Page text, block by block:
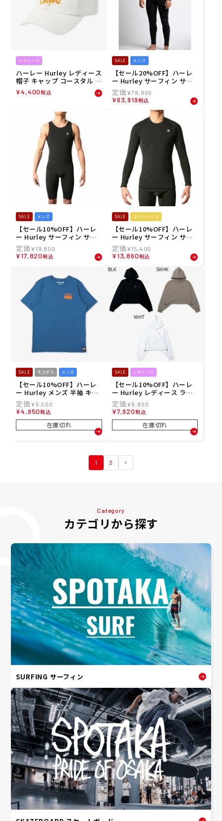
レディース
ハーレー Hurley レディース
帽子 キャップ コースタル カ
ウガール ハット HIHW0134
26SU
¥4,400税込
SALE メンズ
【セール20%OFF】ハーレ
ー Hurley サーフィン サー
フ ウエットスーツ ADVTG
MAX 5/4/3.5MM セミドライ
フルスーツ 正規代理店商品
JCV2506 メンズ 男性
¥79,900
¥63,919税込
SALE メンズ
【セール10%OFF】ハーレ
ー Hurley サーフィン サー
フ ウェア インナーシャツ ア
ンダーシャツ M HYPERWAR
M S-JOHN ショートジョン
1-03 メンズ 23HO 秋冬
¥19,800
¥17,820税込
SALE ユニセックス
【セール10%OFF】ハーレ
ー Hurley サーフィン サー
フ ウェア インナーシャツ ア
ンダーシャツ M HYPERWAR
M LS TOP ウエットスーツ
専用 2335071-02 メンズ レ
ディース ユニセックス 23H
O 秋冬
¥15,400
¥13,860税込
SALE ネコポス メンズ
【セール10%OFF】ハーレ
ー Hurley メンズ 半袖 キー
ス・ヘリング シースケープ
ショートスリーブ Tシャツ
MTS11980
¥ 5,500
¥4,950税込
在庫切れ
SALE レディース
【セール10%OFF】ハーレ
ー Hurley レディース ラッ
シュガード ジャガードバン
ド ドルマン フーディー WFF
2320034 26SU
¥8,800
¥7,920税込
在庫切れ
1 2
Category
カテゴリから探す
SURFING サーフィン